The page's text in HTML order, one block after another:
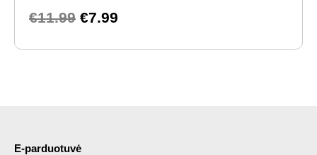
€11.99 €7.99
E-parduotuvė